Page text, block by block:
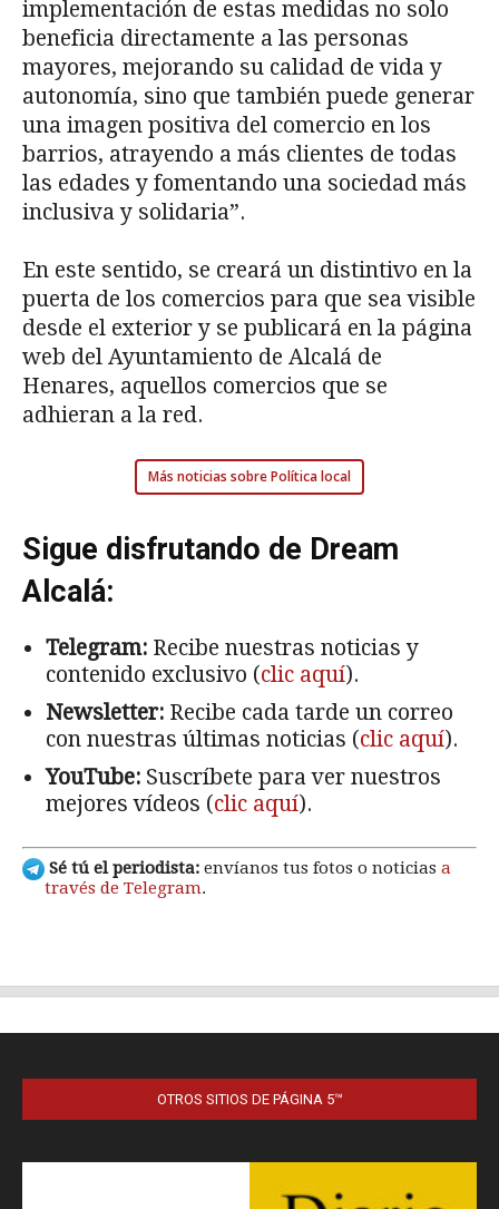
OTROS SITIOS DE PÁGINA 5™